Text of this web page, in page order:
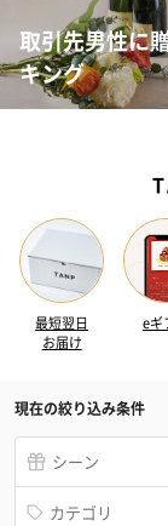
取引先男性に
キング
最短翌日
お届け
eギ
現在の絞り込み条件
シーン
カテゴリ